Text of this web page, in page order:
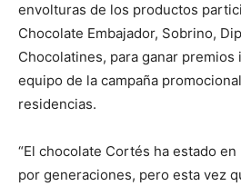
envolturas de los productos
Chocolate Embajador, Sobrino,
Chocolatines, para ganar
equipo de la campaña
residencias.
“El chocolate Cortés ha estado
por generaciones, pero esta vez